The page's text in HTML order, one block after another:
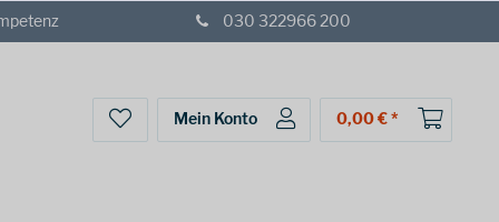
030 322966 200
Mein Konto 0,00 € *